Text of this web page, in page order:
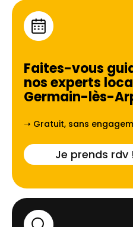
Faites-vous
nos experts
Germain-lès-
➝ Gratuit, sans
Je prends rdv !